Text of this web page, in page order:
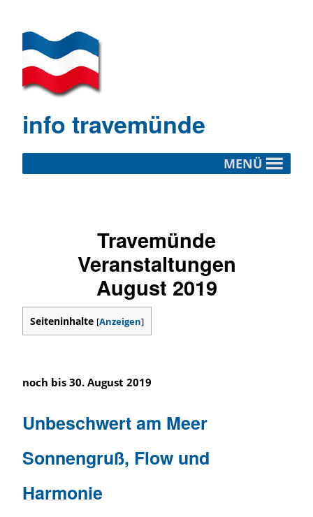
info travemünde
MENÜ
Travemünde
Veranstaltungen
August 2019
Seiteninhalte [Anzeigen]
noch bis 30. August 2019
Unbeschwert am Meer
Sonnengruß, Flow und
Harmonie